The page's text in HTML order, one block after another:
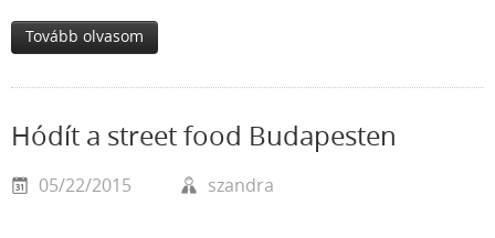
Tovább olvasom
Hódít a street food Budapesten
05/22/2015 szandra